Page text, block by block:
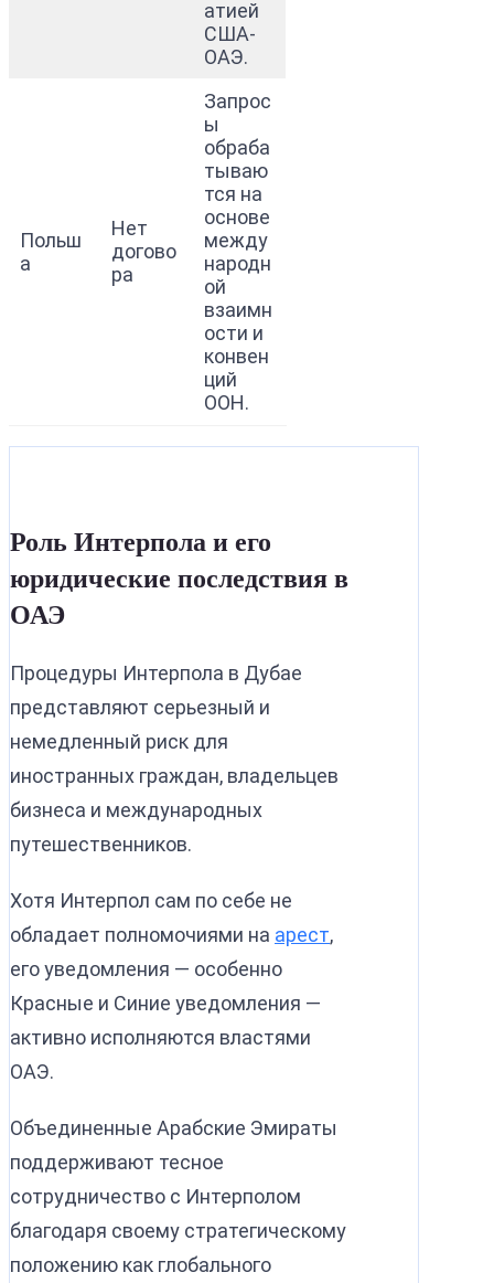
атией
США-
ОАЭ.
Польш
а
Нет
догово
ра
Запрос
ы
обраба
тываю
тся на
основе
между
народн
ой
взаимн
ости и
конвен
ций
ООН.
Роль Интерпола и его
юридические последствия в
ОАЭ
Процедуры Интерпола в Дубае
представляют серьезный и
немедленный риск для
иностранных граждан, владельцев
бизнеса и международных
путешественников.
Хотя Интерпол сам по себе не
обладает полномочиями на арест,
его уведомления — особенно
Красные и Синие уведомления —
активно исполняются властями
ОАЭ.
Объединенные Арабские Эмираты
поддерживают тесное
сотрудничество с Интерполом
благодаря своему стратегическому
положению как глобального